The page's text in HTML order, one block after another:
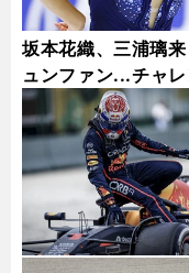
坂本花織、三浦璃
ュンファン...チャ
杯フォトギャラリー